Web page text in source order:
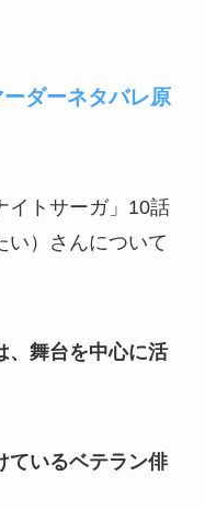
ダーネタバレ原
イトサーガ」10話
い）さんについて
、舞台を中心に活
ているベテラン俳